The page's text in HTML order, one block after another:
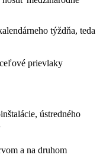
týždňa, teda
prievlaky
ústredného
a na druhom